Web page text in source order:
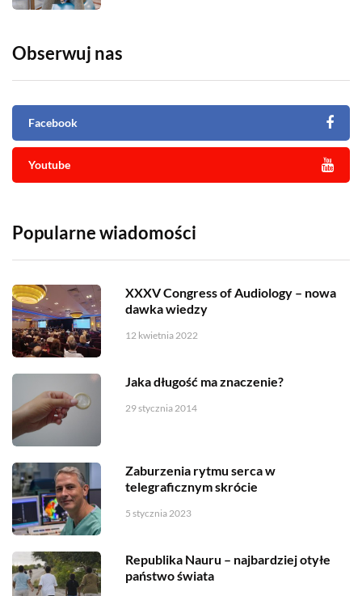
Obserwuj nas
Facebook
Youtube
Popularne wiadomości
XXXV Congress of Audiology – nowa
dawka wiedzy
12 kwietnia 2022
Jaka długość ma znaczenie?
29 stycznia 2014
Zaburzenia rytmu serca w
telegraficznym skrócie
5 stycznia 2023
Republika Nauru – najbardziej otyłe
państwo świata